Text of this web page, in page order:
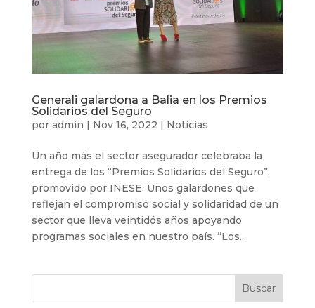
Generali galardona a Balia en los Premios
Solidarios del Seguro
por admin | Nov 16, 2022 | Noticias
Un año más el sector asegurador celebraba la
entrega de los “Premios Solidarios del Seguro”,
promovido por INESE. Unos galardones que
reflejan el compromiso social y solidaridad de un
sector que lleva veintidós años apoyando
programas sociales en nuestro país. “Los...
Buscar